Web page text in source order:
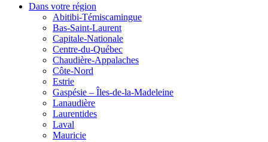
Dans votre région
Abitibi-Témiscamingue
Bas-Saint-Laurent
Capitale-Nationale
Centre-du-Québec
Chaudière-Appalaches
Côte-Nord
Estrie
Gaspésie – Îles-de-la-Madeleine
Lanaudière
Laurentides
Laval
Mauricie